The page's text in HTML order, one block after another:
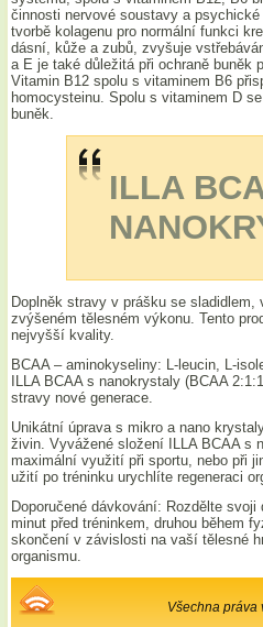
činnosti nervové soustavy a
tvorbě kolagenu pro normální funkci
dásní, kůže a zubů, zvyšuje
a E je také důležitá při ochraně buněk
Vitamin B12 spolu s vitaminem B6
homocysteinu. Spolu s vitaminem D
buněk.
ILLA
Doplněk stravy v prášku se sladidlem,
zvýšeném tělesném výkonu. Tento
nejvyšší kvality.
BCAA – aminokyseliny: L-leucin, L-
ILLA BCAA s nanokrystaly (BCAA
stravy nové generace.
Unikátní úprava s mikro a nano
živin. Vyvážené složení ILLA BCAA s
maximální využití při sportu, nebo při
užití po tréninku urychlíte regeneraci
Doporučené dávkování: Rozdělte
minut před tréninkem, druhou během
skončení v závislosti na vaší tělesné
organismu.
Všechna práva